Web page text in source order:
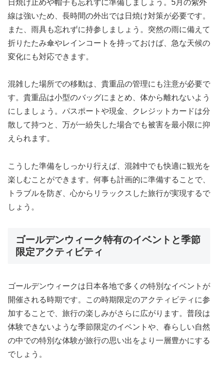
日焼け止めや帽子も忘れずに準備しましょう。5月の紫外
線は強いため、長時間の外出では日焼け対策が必要です。
また、雨具も忘れずに持参しましょう。突然の雨に備えて
折りたたみ傘やレインコートを持っておけば、急な天候の
変化にも対応できます。
混雑した場所での移動は、貴重品の管理にも注意が必要で
す。貴重品は小型のバッグにまとめ、体から離れないよう
にしましょう。パスポートや現金、クレジットカードは分
散して持つと、万が一紛失した場合でも被害を最小限に抑
えられます。
こうした準備をしっかり行えば、混雑中でも快適に観光を
楽しむことができます。何事も計画的に準備することで、
トラブルを防ぎ、心からリラックスした旅行が実現するで
しょう。
ゴールデンウィーク特有のイベントと季節
限定アクティビティ
ゴールデンウィークは日本各地で多くの特別なイベントが
開催される時期です。この時期限定のアクティビティに参
加することで、旅行の楽しみがさらに広がります。普段は
体験できないような季節限定のイベントや、春らしい自然
の中での特別な体験が旅行の思い出をより一層豊かにする
でしょう。